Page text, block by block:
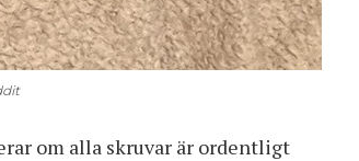
om alla skruvar är ordentligt